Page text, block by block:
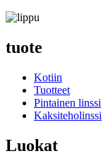
tuote
Kotiin
Tuotteet
Pintainen linssi
Kaksiteholinssi
Luokat